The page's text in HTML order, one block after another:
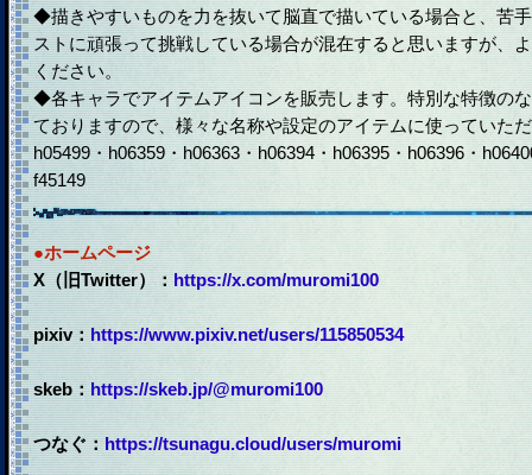
◆描きやすいものを力を抜いて脳直で描いている場合と、苦
ストに頑張って挑戦している場合が混在すると思いますが、
ください。
◆各キャラでアイテムアイコンを販売します。特別な特徴の
ておりますので、様々な名称や設定のアイテムに使っていた
h05499・h06359・h06363・h06394・h06395・h06396・
f45149
●ホームページ
X（旧Twitter）：https://x.com/muromi100
pixiv： https://www.pixiv.net/users/115850534
skeb：https://skeb.jp/@muromi100
つなぐ：https://tsunagu.cloud/users/muromi